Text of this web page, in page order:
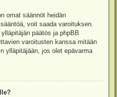
omat säännöt heidän
voit saada varoituksen.
päätös ja phpBB
varoitusten kanssa mitään
ylläpitäjään, jos olet epävarma